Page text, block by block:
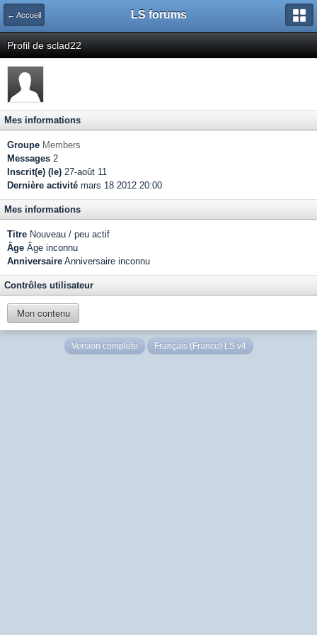
← Accueil LS forums
Profil de sclad22
Mes informations
Groupe Members
Messages 2
Inscrit(e) (le) 27-août 11
Dernière activité mars 18 2012 20:00
Mes informations
Titre Nouveau / peu actif
Âge Âge inconnu
Anniversaire Anniversaire inconnu
Contrôles utilisateur
Mon contenu
Version complète Français (France) LS v4